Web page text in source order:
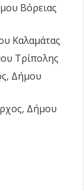
Βόρειας
Καλαμάτας
Τρίπολης
Δήμου
Δήμου